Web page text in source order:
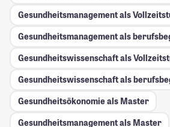
Gesundheitsmanagement als
Gesundheitsmanagement als
Gesundheitswissenschaft als
Gesundheitswissenschaft als
Gesundheitsökonomie als Master
Gesundheitsmanagement als Master